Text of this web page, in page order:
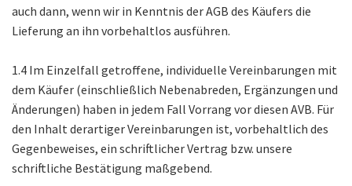
auch dann, wenn wir in Kenntnis der AGB des Käufers die
Lieferung an ihn vorbehaltlos ausführen.
1.4 Im Einzelfall getroffene, individuelle Vereinbarungen mit
dem Käufer (einschließlich Nebenabreden, Ergänzungen und
Änderungen) haben in jedem Fall Vorrang vor diesen AVB. Für
den Inhalt derartiger Vereinbarungen ist, vorbehaltlich des
Gegenbeweises, ein schriftlicher Vertrag bzw. unsere
schriftliche Bestätigung maßgebend.